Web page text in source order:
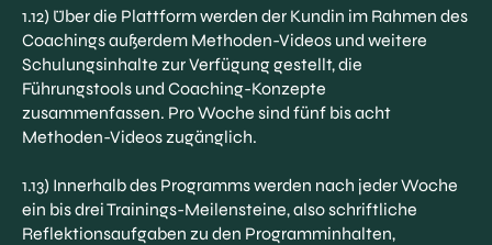
1.12) Über die Plattform werden der Kundin im Rahmen des
Coachings außerdem Methoden-Videos und weitere
Schulungsinhalte zur Verfügung gestellt, die
Führungstools und Coaching-Konzepte
zusammenfassen. Pro Woche sind fünf bis acht
Methoden-Videos zugänglich.
1.13) Innerhalb des Programms werden nach jeder Woche
ein bis drei Trainings-Meilensteine, also schriftliche
Reflektionsaufgaben zu den Programminhalten,